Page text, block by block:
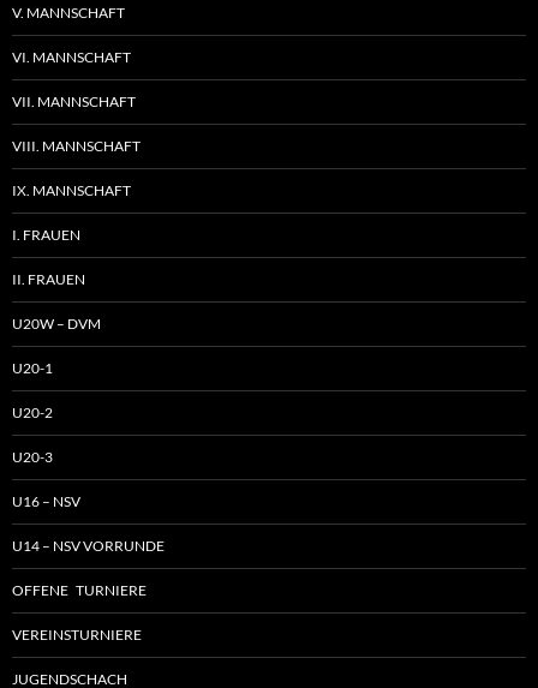
V. MANNSCHAFT
VI. MANNSCHAFT
VII. MANNSCHAFT
VIII. MANNSCHAFT
IX. MANNSCHAFT
I. FRAUEN
II. FRAUEN
U20W – DVM
U20-1
U20-2
U20-3
U16 – NSV
U14 – NSV VORRUNDE
OFFENE TURNIERE
VEREINSTURNIERE
JUGENDSCHACH